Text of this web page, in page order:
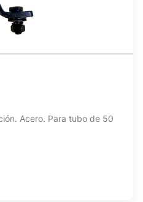
Acero. Para tubo de 50